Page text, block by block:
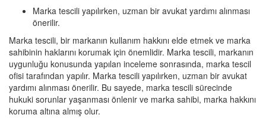
Marka tescili yapılırken, uzman bir avukat yardımı alınması
önerilir.
Marka tescili, bir markanın kullanım hakkını elde etmek ve marka
sahibinin haklarını korumak için önemlidir. Marka tescili, markanın
uygunluğu konusunda yapılan inceleme sonrasında, marka tescil
ofisi tarafından yapılır. Marka tescili yapılırken, uzman bir avukat
yardımı alınması önerilir. Bu sayede, marka tescili sürecinde
hukuki sorunlar yaşanması önlenir ve marka sahibi, marka hakkını
koruma altına almış olur.